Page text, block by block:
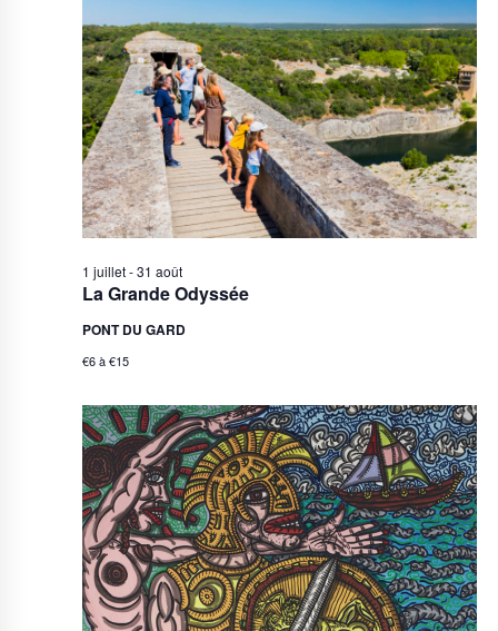
La Grande Odyssée
1 juillet-31 août
PONT DU GARD
€6 à €15